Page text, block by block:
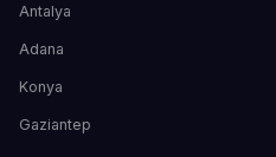
Antalya
Adana
Konya
Gaziantep